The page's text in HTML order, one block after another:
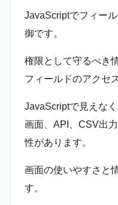
JavaScriptでフィー
御です。
権限として守るべき
フィールドのアクセ
JavaScriptで見えな
画面、API、CSV出
性があります。
画面の使いやすさと
す。